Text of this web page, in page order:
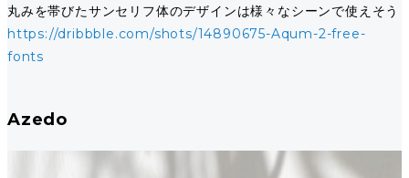
丸みを帯びたサンセリフ体のデザインは様々なシーンで使えそう
https://dribbble.com/shots/14890675-Aqum-2-free-
fonts
Azedo